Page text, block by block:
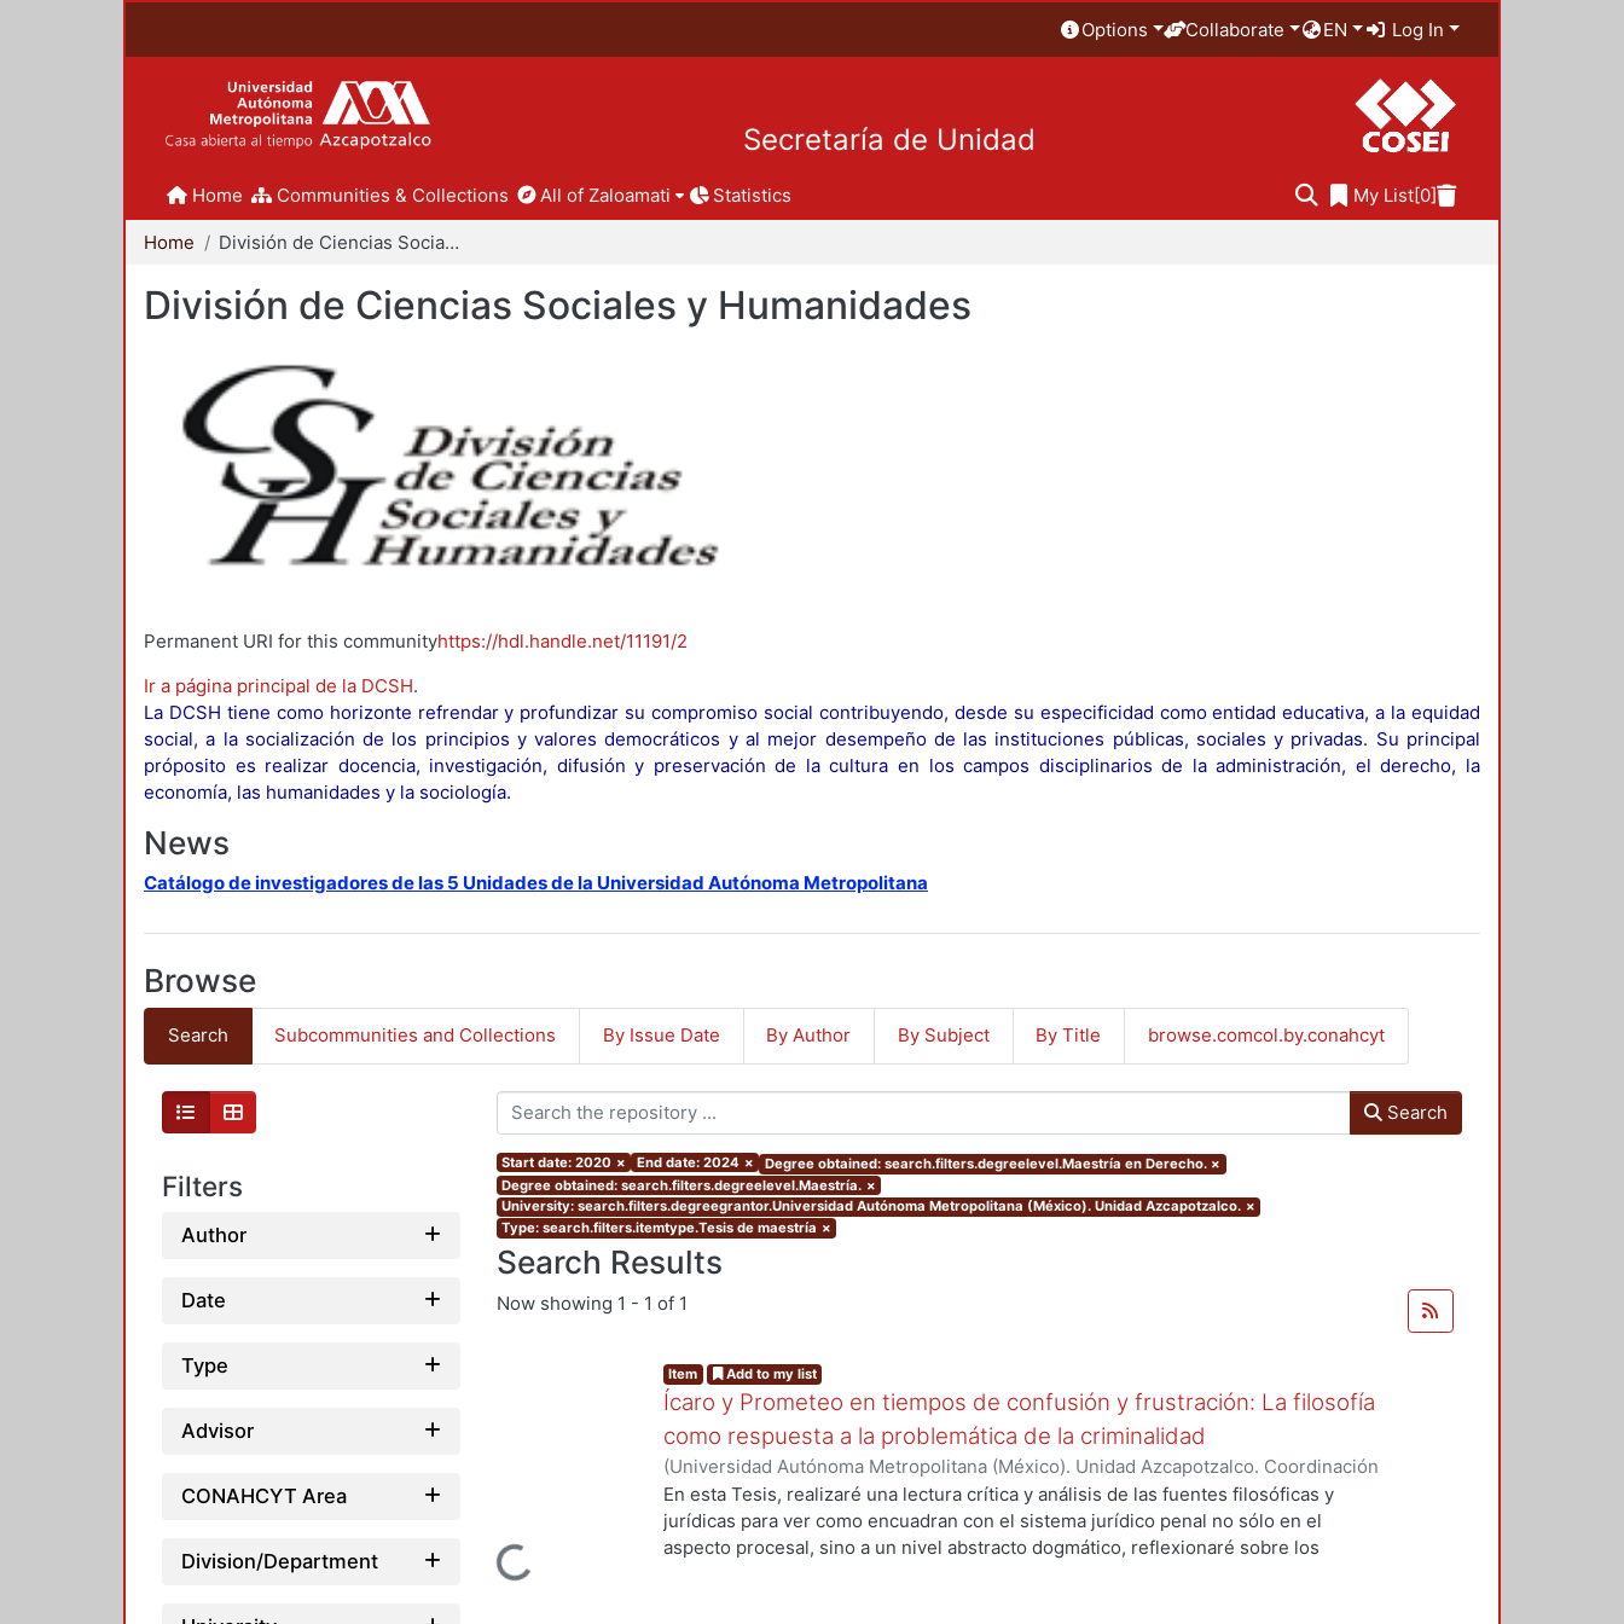
Options Collaborate EN Log In
Secretaría de Unidad
Home Communities & Collections All of Zaloamati Statistics My List[0]
Home División de Ciencias Sociales y Humanidades
División de Ciencias Sociales y Humanidades
Permanent URI for this communityhttps://hdl.handle.net/11191/2
Ir a página principal de la DCSH.
La DCSH tiene como horizonte refrendar y profundizar su compromiso social contribuyendo, desde su especificidad como entidad educativa, a la equidad
social, a la socialización de los principios y valores democráticos y al mejor desempeño de las instituciones públicas, sociales y privadas. Su principal
próposito es realizar docencia, investigación, difusión y preservación de la cultura en los campos disciplinarios de la administración, el derecho, la
economía, las humanidades y la sociología.
News
Catálogo de investigadores de las 5 Unidades de la Universidad Autónoma Metropolitana
Browse
Search Subcommunities and Collections By Issue Date By Author By Subject By Title browse.comcol.by.conahcyt
Filters
Author
Date
Type
Advisor
CONAHCYT Area
Division/Department
Search
Start date: 2020 × End date: 2024 × Degree obtained: search.filters.degreelevel.Maestría en Derecho. ×
Degree obtained: search.filters.degreelevel.Maestría. ×
University: search.filters.degreegrantor.Universidad Autónoma Metropolitana (México). Unidad Azcapotzalco. ×
Type: search.filters.itemtype.Tesis de maestría ×
Search Results
Now showing 1 - 1 of 1
Loading...
Item Add to my list
Ícaro y Prometeo en tiempos de confusión y frustración: La filosofía
como respuesta a la problemática de la criminalidad
(Universidad Autónoma Metropolitana (México). Unidad Azcapotzalco. Coordinación
de Servicios de Información.,2021-04-22)Gil Del Rey, Adolfo
En esta Tesis, realizaré una lectura crítica y análisis de las fuentes filosóficas y
jurídicas para ver como encuadran con el sistema jurídico penal no sólo en el
aspecto procesal, sino a un nivel abstracto dogmático, reflexionaré sobre los